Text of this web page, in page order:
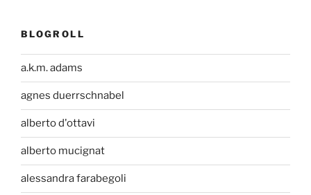
BLOGROLL
a.k.m. adams
agnes duerrschnabel
alberto d'ottavi
alberto mucignat
alessandra farabegoli